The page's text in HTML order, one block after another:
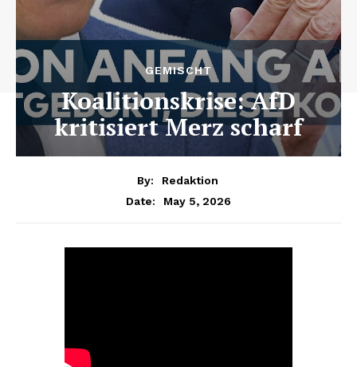
GEMISCHT
Koalitionskrise: AfD
kritisiert Merz scharf
By:
Redaktion
Date:
May 5, 2026